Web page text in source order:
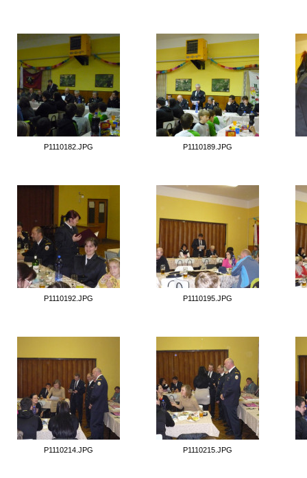
P1110182.JPG P1110189.JPG
P1110192.JPG P1110195.JPG
P1110214.JPG P1110215.JPG